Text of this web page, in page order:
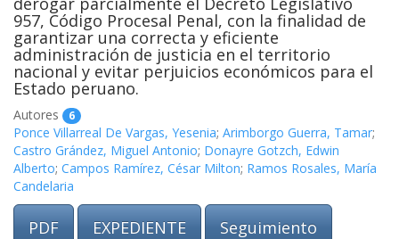
957, Código Procesal Penal, con la finalidad de
garantizar una correcta y eficiente
administración de justicia en el territorio
nacional y evitar perjuicios económicos para el
Estado peruano.
Autores 6
Ponce Villarreal De Vargas, Yesenia; Arimborgo Guerra, Tamar;
Castro Grández, Miguel Antonio; Donayre Gotzch, Edwin
Alberto; Campos Ramírez, César Milton; Ramos Rosales, María
Candelaria
PDF EXPEDIENTE Seguimiento